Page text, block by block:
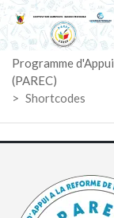
ACCUEIL
PAREC
ACTUALITÉS
ACTIVITÉS
Programme
(PAREC)
> Shortcodes